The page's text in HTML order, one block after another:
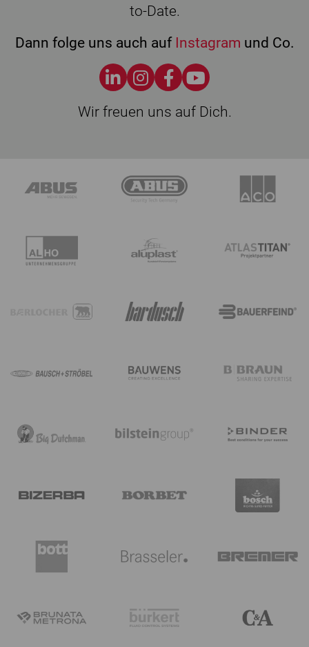
to-Date.
Dann folge uns auch auf Instagram und Co.
Wir freuen uns auf Dich.